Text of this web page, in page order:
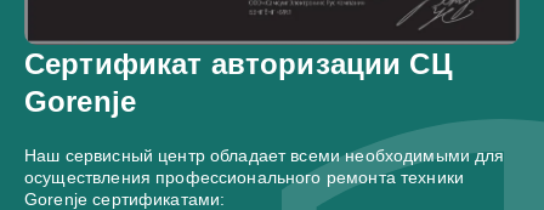
Сертификат авторизации СЦ
Gorenje
Наш сервисный центр обладает всеми необходимыми для
осуществления профессионального ремонта техники
Gorenje сертификатами: